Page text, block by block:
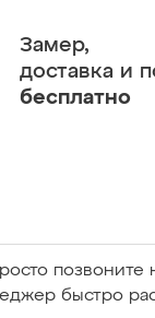
Замер,
доставка и
бесплатно
быстро